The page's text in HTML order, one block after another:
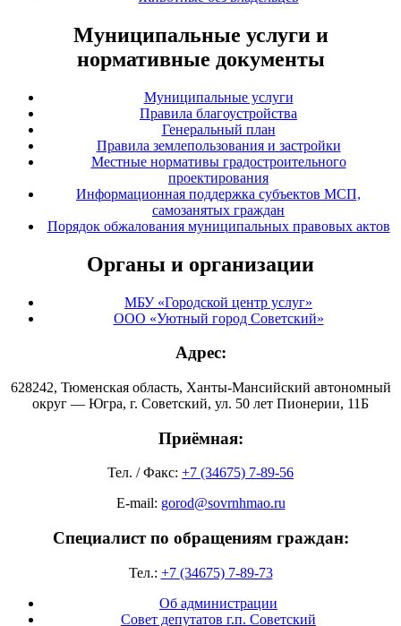
Муниципальные услуги и
нормативные документы
Муниципальные услуги
Правила благоустройства
Генеральный план
Правила землепользования и застройки
Местные нормативы градостроительного
проектирования
Информационная поддержка субъектов МСП,
самозанятых граждан
Порядок обжалования муниципальных правовых актов
Органы и организации
МБУ «Городской центр услуг»
ООО «Уютный город Советский»
Адрес:
628242, Тюменская область, Ханты-Мансийский автономный
округ — Югра, г. Советский, ул. 50 лет Пионерии, 11Б
Приёмная:
Тел. / Факс: +7 (34675) 7-89-56
E-mail: gorod@sovrnhmao.ru
Специалист по обращениям граждан:
Тел.: +7 (34675) 7-89-73
Об администрации
Совет депутатов г.п. Советский